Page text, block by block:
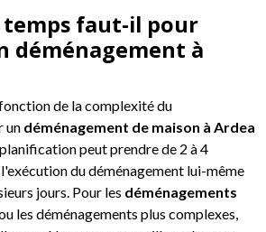
temps faut-il pour
déménagement à
de la complexité du
un déménagement de maison à Ardea
peut prendre de 2 à 4
du déménagement lui-même
jours. Pour les déménagements
les déménagements plus complexes,